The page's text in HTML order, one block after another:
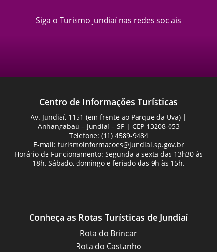
Siga o Turismo Jundiaí nas redes sociais
Conheça as Rotas Turísticas de Jundiaí
Rota do Brincar
Rota do Castanho
Centro de Informações Turísticas
Av. Jundiaí, 1151 (em frente ao Parque da Uva) |
Anhangabaú – Jundiaí – SP | CEP 13208-053
Telefone: (11) 4589-9484
E-mail: turismoinformacoes@jundiai.sp.gov.br
Horário de Funcionamento: Segunda a sexta das 13h30 às
18h. Sábado, domingo e feriado das 9h às 15h.